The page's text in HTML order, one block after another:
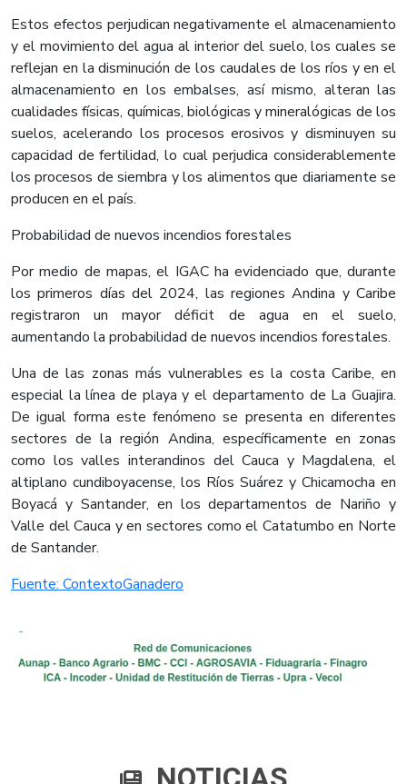
Estos efectos perjudican negativamente el almacenamiento
y el movimiento del agua al interior del suelo, los cuales se
reflejan en la disminución de los caudales de los ríos y en el
almacenamiento en los embalses, así mismo, alteran las
cualidades físicas, químicas, biológicas y mineralógicas de los
suelos, acelerando los procesos erosivos y disminuyen su
capacidad de fertilidad, lo cual perjudica considerablemente
los procesos de siembra y los alimentos que diariamente se
producen en el país.
Probabilidad de nuevos incendios forestales
Por medio de mapas, el IGAC ha evidenciado que, durante
los primeros días del 2024, las regiones Andina y Caribe
registraron un mayor déficit de agua en el suelo,
aumentando la probabilidad de nuevos incendios forestales.
Una de las zonas más vulnerables es la costa Caribe, en
especial la línea de playa y el departamento de La Guajira.
De igual forma este fenómeno se presenta en diferentes
sectores de la región Andina, específicamente en zonas
como los valles interandinos del Cauca y Magdalena, el
altiplano cundiboyacense, los Ríos Suárez y Chicamocha en
Boyacá y Santander, en los departamentos de Nariño y
Valle del Cauca y en sectores como el Catatumbo en Norte
de Santander.​
Fuente: ContextoGanadero​